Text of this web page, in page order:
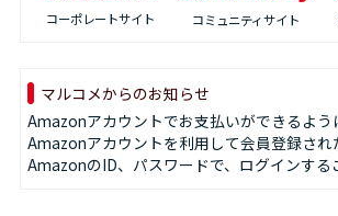
コーポレートサイト コミュニティサイト
マルコメからのお知らせ
Amazonアカウントでお支払いができるよう
Amazonアカウントを利用して会員登録され
AmazonのID、パスワードで、ログインする